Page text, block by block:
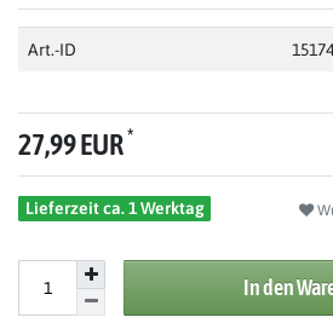
Art.-ID 15174
27,99 EUR*
Lieferzeit ca. 1 Werktag
In den